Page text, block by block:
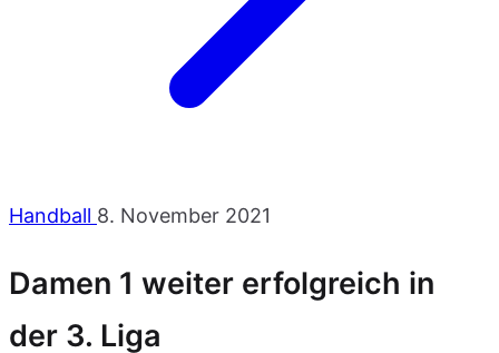
Handball 8. November 2021
Damen 1 weiter erfolgreich in
der 3. Liga